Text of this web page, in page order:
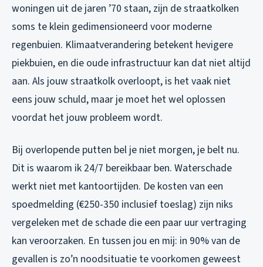
woningen uit de jaren ’70 staan, zijn de straatkolken
soms te klein gedimensioneerd voor moderne
regenbuien. Klimaatverandering betekent hevigere
piekbuien, en die oude infrastructuur kan dat niet altijd
aan. Als jouw straatkolk overloopt, is het vaak niet
eens jouw schuld, maar je moet het wel oplossen
voordat het jouw probleem wordt.
Bij overlopende putten bel je niet morgen, je belt nu.
Dit is waarom ik 24/7 bereikbaar ben. Waterschade
werkt niet met kantoortijden. De kosten van een
spoedmelding (€250-350 inclusief toeslag) zijn niks
vergeleken met de schade die een paar uur vertraging
kan veroorzaken. En tussen jou en mij: in 90% van de
gevallen is zo’n noodsituatie te voorkomen geweest